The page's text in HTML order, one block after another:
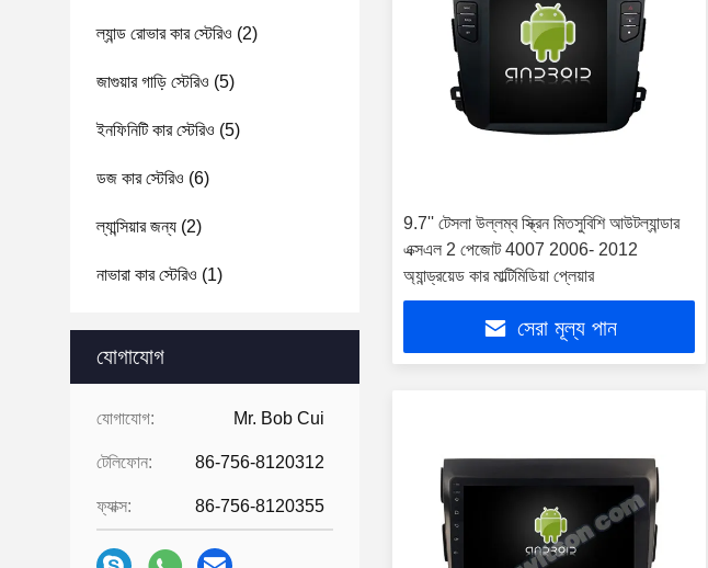
ল্যান্ড রোভার কার স্টেরিও (2)
জাগুয়ার গাড়ি স্টেরিও (5)
ইনফিনিটি কার স্টেরিও (5)
ডজ কার স্টেরিও (6)
ল্যান্সিয়ার জন্য (2)
নাভারা কার স্টেরিও (1)
যোগাযোগ
যোগাযোগ: Mr. Bob Cui
টেলিফোন: 86-756-8120312
ফ্যাক্স: 86-756-8120355
9.7'' টেসলা উল্লম্ব স্ক্রিন মিতসুবিশি আউটল্যান্ডার
এক্সএল 2 পেজোট 4007 2006- 2012
অ্যান্ড্রয়েড কার মাল্টিমিডিয়া প্লেয়ার
সেরা মূল্য পান